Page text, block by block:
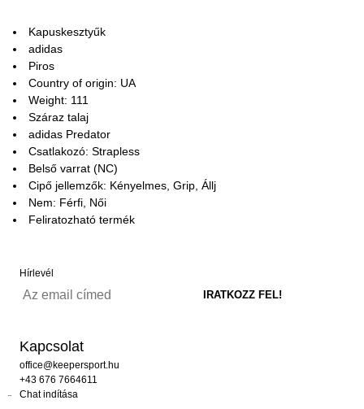
Kapuskesztyűk
adidas
Piros
Country of origin: UA
Weight: 111
Száraz talaj
adidas Predator
Csatlakozó: Strapless
Belső varrat (NC)
Cipő jellemzők: Kényelmes, Grip, Állj
Nem: Férfi, Női
Feliratozható termék
Hírlevél
Kapcsolat
office@keepersport.hu
+43 676 7664611
Chat indítása